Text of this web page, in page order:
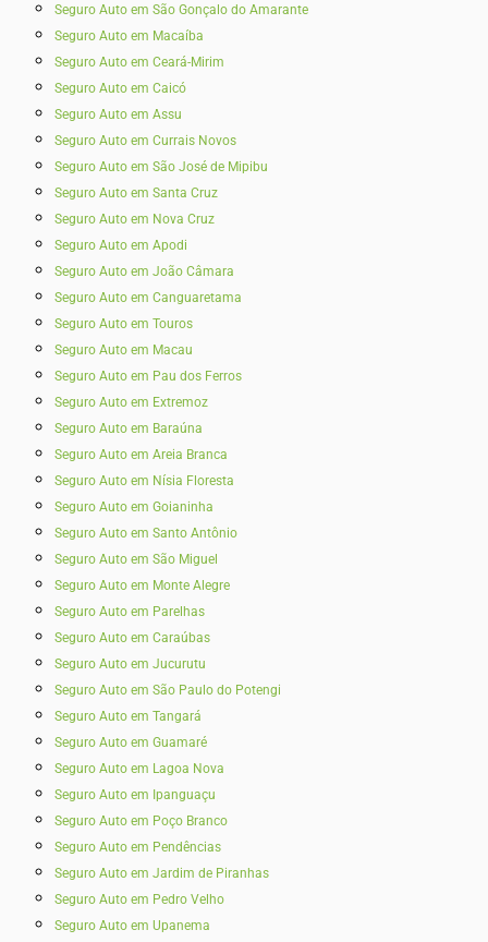
Seguro Auto em São Gonçalo do Amarante
Seguro Auto em Macaíba
Seguro Auto em Ceará-Mirim
Seguro Auto em Caicó
Seguro Auto em Assu
Seguro Auto em Currais Novos
Seguro Auto em São José de Mipibu
Seguro Auto em Santa Cruz
Seguro Auto em Nova Cruz
Seguro Auto em Apodi
Seguro Auto em João Câmara
Seguro Auto em Canguaretama
Seguro Auto em Touros
Seguro Auto em Macau
Seguro Auto em Pau dos Ferros
Seguro Auto em Extremoz
Seguro Auto em Baraúna
Seguro Auto em Areia Branca
Seguro Auto em Nísia Floresta
Seguro Auto em Goianinha
Seguro Auto em Santo Antônio
Seguro Auto em São Miguel
Seguro Auto em Monte Alegre
Seguro Auto em Parelhas
Seguro Auto em Caraúbas
Seguro Auto em Jucurutu
Seguro Auto em São Paulo do Potengi
Seguro Auto em Tangará
Seguro Auto em Guamaré
Seguro Auto em Lagoa Nova
Seguro Auto em Ipanguaçu
Seguro Auto em Poço Branco
Seguro Auto em Pendências
Seguro Auto em Jardim de Piranhas
Seguro Auto em Pedro Velho
Seguro Auto em Upanema